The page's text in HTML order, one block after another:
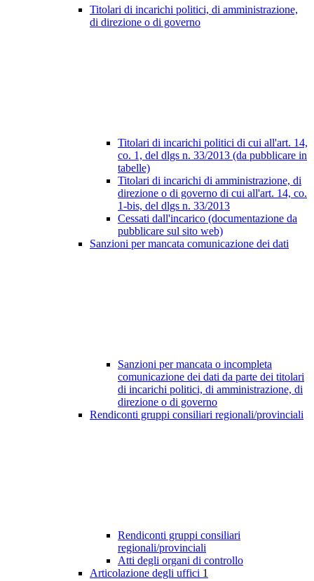
Titolari di incarichi politici, di amministrazione,
di direzione o di governo
Titolari di incarichi politici di cui all'art. 14,
co. 1, del dlgs n. 33/2013 (da pubblicare in
tabelle)
Titolari di incarichi di amministrazione, di
direzione o di governo di cui all'art. 14, co.
1-bis, del dlgs n. 33/2013
Cessati dall'incarico (documentazione da
pubblicare sul sito web)
Sanzioni per mancata comunicazione dei dati
Sanzioni per mancata o incompleta
comunicazione dei dati da parte dei titolari
di incarichi politici, di amministrazione, di
direzione o di governo
Rendiconti gruppi consiliari regionali/provinciali
Rendiconti gruppi consiliari
regionali/provinciali
Atti degli organi di controllo
Articolazione degli uffici 1